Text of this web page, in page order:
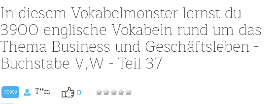
In diesem Vokabelmonster lernst du
3900 englische Vokabeln rund um das
Thema Business und Geschäftsleben -
Buchstabe V,W - Teil 37
70969 T**m 0